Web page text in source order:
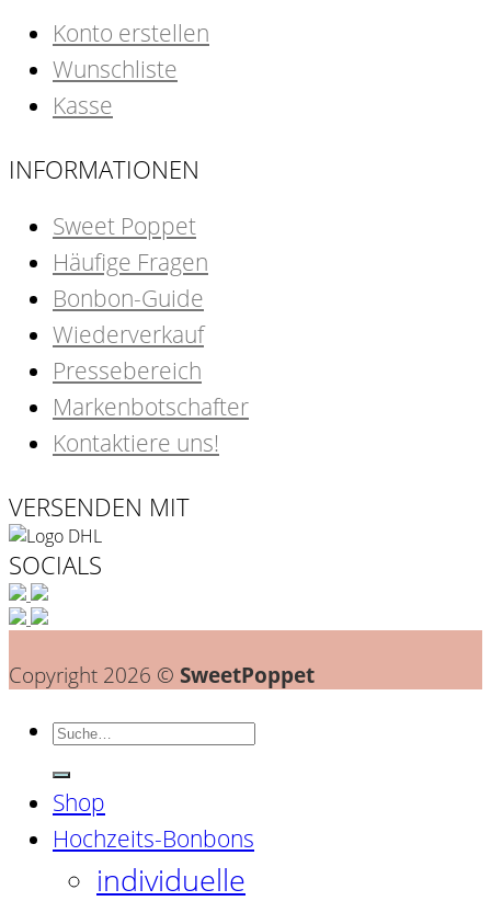
Konto erstellen
Wunschliste
Kasse
INFORMATIONEN
Sweet Poppet
Häufige Fragen
Bonbon-Guide
Wiederverkauf
Pressebereich
Markenbotschafter
Kontaktiere uns!
VERSENDEN MIT
SOCIALS
Copyright 2026 © SweetPoppet
Suche
nach:
Shop
Hochzeits-Bonbons
individuelle